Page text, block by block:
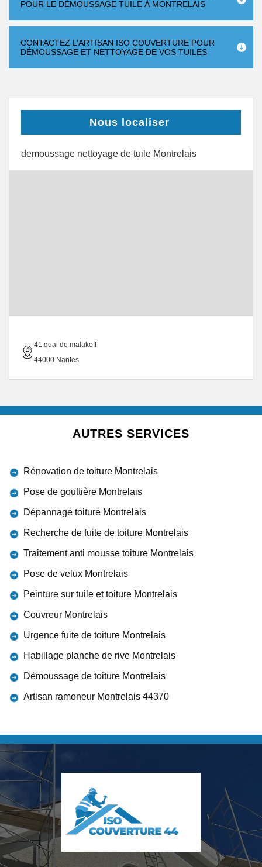
POUR LE DÉMOUSSAGE TUILE À MONTRELAIS
CONTACTEZ L’ARTISAN ISO COUVERTURE POUR
DÉMOUSSAGE ET NETTOYAGE DE VOS TUILES
Nous localiser
demoussage nettoyage de tuile Montrelais
41 quai de malakoff
44000 Nantes
AUTRES SERVICES
Rénovation de toiture Montrelais
Pose de gouttière Montrelais
Dépannage toiture Montrelais
Recherche de fuite de toiture Montrelais
Traitement anti mousse toiture Montrelais
Pose de velux Montrelais
Peinture sur tuile et toiture Montrelais
Couvreur Montrelais
Urgence fuite de toiture Montrelais
Habillage planche de rive Montrelais
Démoussage de toiture Montrelais
Artisan ramoneur Montrelais 44370